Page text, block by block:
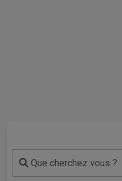
Que cherchez vous ?